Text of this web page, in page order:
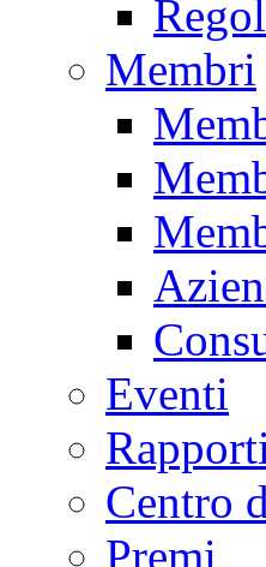
Membri
Eventi
Centro
Premi